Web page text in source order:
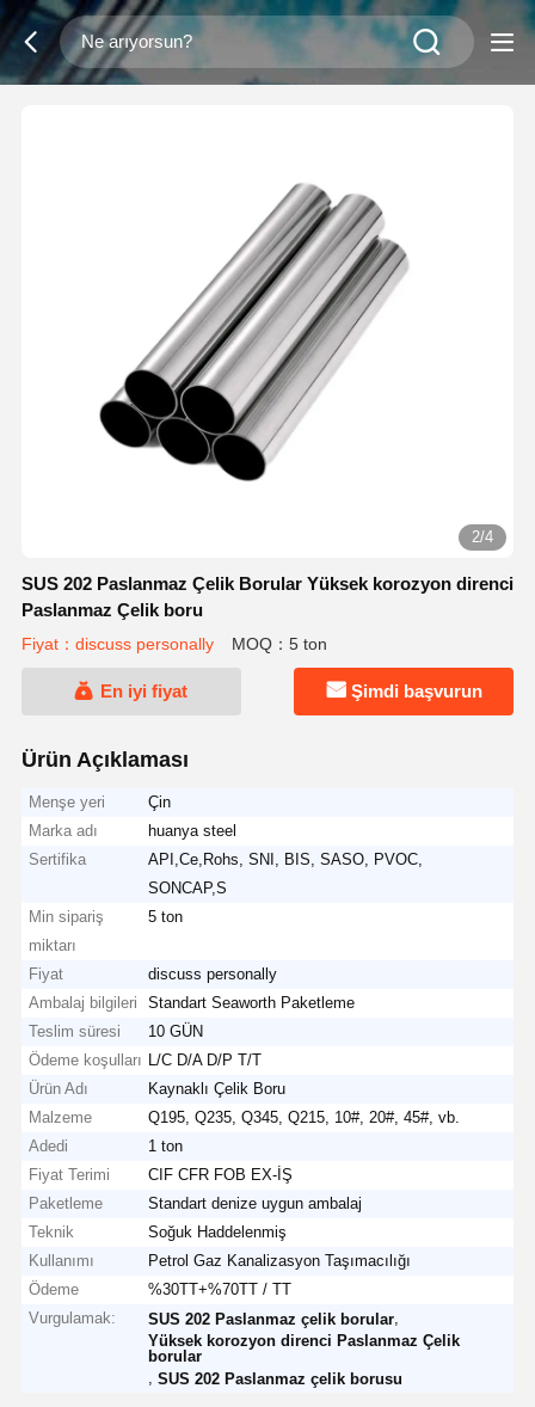
2/4
SUS 202 Paslanmaz Çelik Borular Yüksek korozyon direnci
Paslanmaz Çelik boru
Fiyat：discuss personally MOQ：5 ton
En iyi fiyat Şimdi başvurun
Ürün Açıklaması
Menşe yeri
Çin
Marka adı
huanya steel
Sertifika
API,Ce,Rohs, SNI, BIS, SASO, PVOC,
SONCAP,S
Min sipariş
miktarı
5 ton
Fiyat
discuss personally
Ambalaj bilgileri
Standart Seaworth Paketleme
Teslim süresi
10 GÜN
Ödeme koşulları
L/C D/A D/P T/T
Ürün Adı
Kaynaklı Çelik Boru
Malzeme
Q195, Q235, Q345, Q215, 10#, 20#, 45#, vb.
Adedi
1 ton
Fiyat Terimi
CIF CFR FOB EX-İŞ
Paketleme
Standart denize uygun ambalaj
Teknik
Soğuk Haddelenmiş
Kullanımı
Petrol Gaz Kanalizasyon Taşımacılığı
Ödeme
%30TT+%70TT / TT
Vurgulamak:
SUS 202 Paslanmaz çelik borular
Yüksek korozyon direnci Paslanmaz Çelik
borular
,SUS 202 Paslanmaz çelik borusu